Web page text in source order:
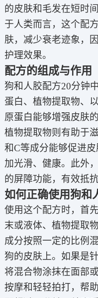
的皮肤和毛发在短时
于人类而言，这个配
肤，减少衰老迹象，
护理效果。
配方的组成与作用
狗和人胶配方20分钟
蛋白、植物提取物、
原蛋白能够增强皮肤
植物提取物则有助于
和C等成分能够促进
加光滑、健康。此外
的屏障功能，有效抵
如何正确使用狗和
使用这个配方时，首
末或液体、植物提取
成分按照一定的比例
狗的皮肤上。如果是
将混合物涂抹在面部
按摩和轻轻拍打，帮